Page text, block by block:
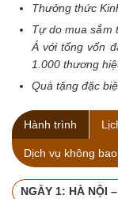
Thưởng thức
Tự do mua sắm
Á với tổng vốn
1.000 thương
Quà tặng đặc
Hành trình
Dịch vụ không
NGÀY 1: HÀ NỘI